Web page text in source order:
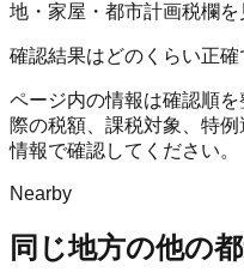
地・家屋・都市計画税欄を
確認結果はどのくらい正確
ページ内の情報は確認順
際の税額、課税対象、特
情報で確認してください。
Nearby
同じ地方の他の